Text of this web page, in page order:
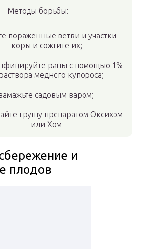
Методы борьбы:
пораженные ветви и участки
коры и сожгите их;
раны с помощью 1%-
медного купороса;
замажьте садовым варом;
грушу препаратом Оксихом
или Хом
и
плодов